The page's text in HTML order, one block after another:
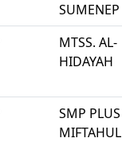
SUMENEP
MTSS. AL-
HIDAYAH
SMP PLUS
MIFTAHUL